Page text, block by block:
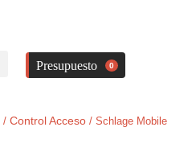
0
/ Control Acceso / Schlage Mobile